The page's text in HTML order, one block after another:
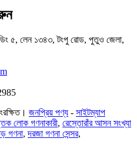
৫, লেন ১৩৪৩, টংপু রোড, পুতুও জেলা,
জনপ্রিয় পণ্য - সাইটম্যাপ
লোক গণনাকারী, রেস্তোরাঁর আসন সংখ্যা
গণনা,দরজা গণনা সেন্সর,